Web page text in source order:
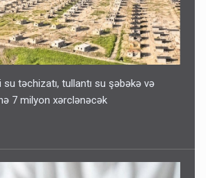
təchizatı, tullantı su şəbəkə və
7 milyon xərclənəcək